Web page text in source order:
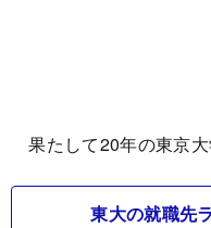
果たして20年の東京
東大の就職先